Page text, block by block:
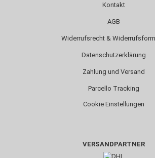
Kontakt
AGB
Widerrufsrecht &
Datenschutzerklärung
Zahlung und Versand
Parcello Tracking
Cookie Einstellungen
VERSANDPARTNER